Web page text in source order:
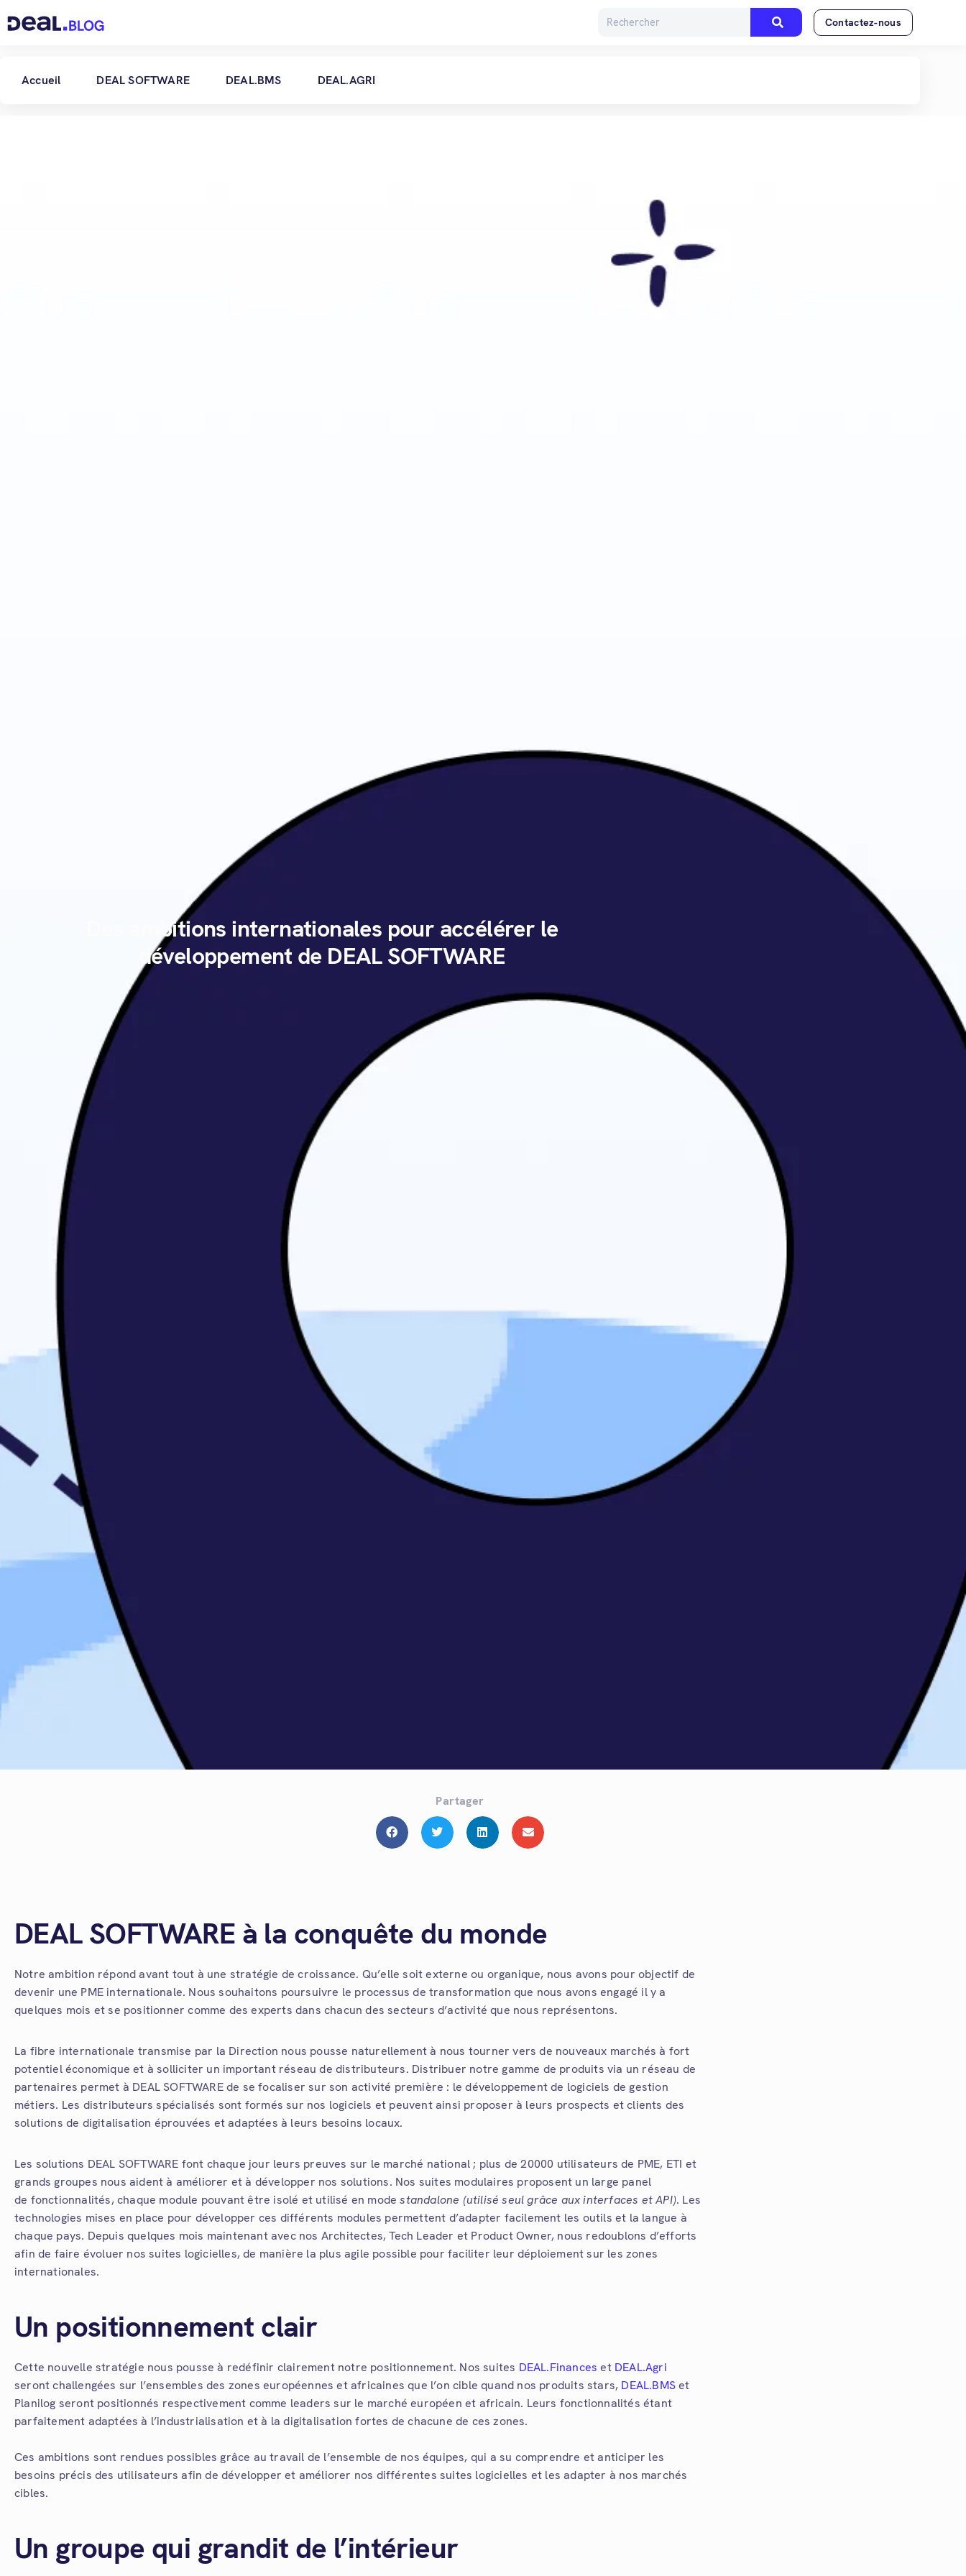
Contactez-nous
Accueil DEAL SOFTWARE DEAL.BMS DEAL.AGRI
Des ambitions internationales pour accélérer le
développement de DEAL SOFTWARE
Partager
DEAL SOFTWARE à la conquête du monde
Notre ambition répond avant tout à une stratégie de croissance. Qu’elle soit externe ou organique, nous avons pour objectif de
devenir une PME internationale. Nous souhaitons poursuivre le processus de transformation que nous avons engagé il y a
quelques mois et se positionner comme des experts dans chacun des secteurs d’activité que nous représentons.
La fibre internationale transmise par la Direction nous pousse naturellement à nous tourner vers de nouveaux marchés à fort
potentiel économique et à solliciter un important réseau de distributeurs. Distribuer notre gamme de produits via un réseau de
partenaires permet à DEAL SOFTWARE de se focaliser sur son activité première : le développement de logiciels de gestion
métiers. Les distributeurs spécialisés sont formés sur nos logiciels et peuvent ainsi proposer à leurs prospects et clients des
solutions de digitalisation éprouvées et adaptées à leurs besoins locaux.
Les solutions DEAL SOFTWARE font chaque jour leurs preuves sur le marché national ; plus de 20000 utilisateurs de PME, ETI et
grands groupes nous aident à améliorer et à développer nos solutions. Nos suites modulaires proposent un large panel
de fonctionnalités, chaque module pouvant être isolé et utilisé en modestandalone (utilisé seul grâce aux interfaces et API). Les
technologies mises en place pour développer ces différents modules permettent d’adapter facilement les outils et la langue à
chaque pays. Depuis quelques mois maintenant avec nos Architectes, Tech Leader et Product Owner, nous redoublons d’efforts
afin de faire évoluer nos suites logicielles, de manière la plus agile possible pour faciliter leur déploiement sur les zones
internationales.
Un positionnement clair
Cette nouvelle stratégie nous pousse à redéfinir clairement notre positionnement. Nos suites DEAL.Finances et DEAL.Agri
seront challengées sur l’ensembles des zones européennes et africaines que l’on cible quand nos produits stars, DEAL.BMSet
Planilog seront positionnés respectivement comme leaders sur le marché européen et africain. Leurs fonctionnalités étant
parfaitement adaptées à l’industrialisation et à la digitalisation fortes de chacune de ces zones.
Ces ambitions sont rendues possibles grâce au travail de l’ensemble de nos équipes, qui a su comprendre et anticiper les
besoins précis des utilisateurs afin de développer et améliorer nos différentes suites logicielles et les adapter à nos marchés
cibles.
Un groupe qui grandit de l’intérieur